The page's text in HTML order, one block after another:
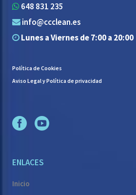
648 831 235
info@ccclean.es
Lunes a Viernes de 7:00 a 20:00
Política de Cookies
Aviso Legal y Política de privacidad
ENLACES
Inicio